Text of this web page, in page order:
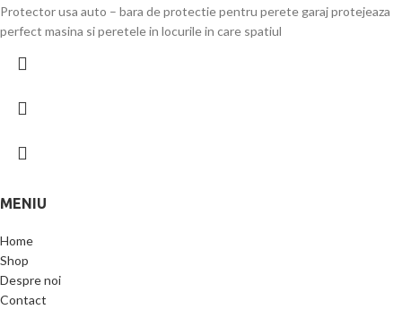
Protector usa auto – bara de protectie pentru perete garaj protejeaza
perfect masina si peretele in locurile in care spatiul
MENIU
Home
Shop
Despre noi
Contact